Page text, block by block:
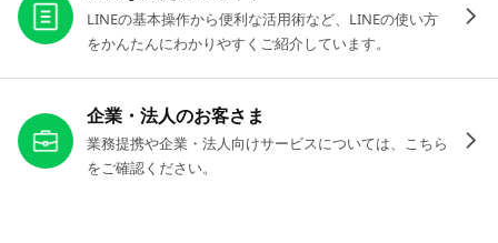
LINEの基本操作から便利な活用術など、LINEの使い方
をかんたんにわかりやすくご紹介しています。
企業・法人のお客さま
業務提携や企業・法人向けサービスについては、こちら
をご確認ください。